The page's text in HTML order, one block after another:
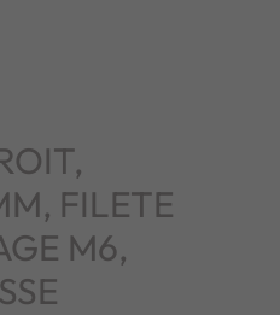
FILETE
M6,